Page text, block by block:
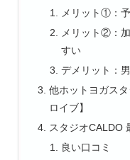
メリット①：
メリット②：
すい
デメリット：
他ホットヨガス
ロイブ】
スタジオCALDO
良い口コミ